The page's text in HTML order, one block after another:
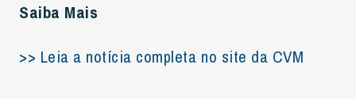
Saiba Mais
>> Leia a notícia completa no site da CVM